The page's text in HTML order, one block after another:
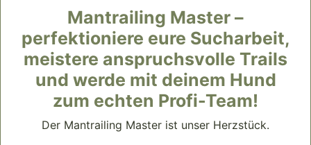
Mantrailing Master –
perfektioniere eure Sucharbeit,
meistere anspruchsvolle Trails
und werde mit deinem Hund
zum echten Profi-Team!
Der Mantrailing Master ist unser Herzstück.